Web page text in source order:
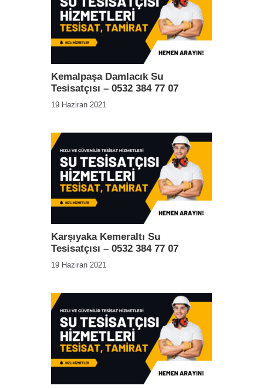
Kemalpaşa Damlacık Su
Tesisatçısı – 0532 384 77 07
19 Haziran 2021
Karşıyaka Kemeraltı Su
Tesisatçısı – 0532 384 77 07
19 Haziran 2021